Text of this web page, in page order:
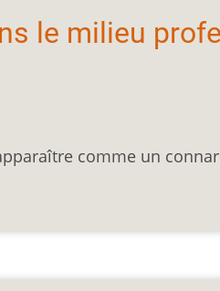
le milieu
comme un